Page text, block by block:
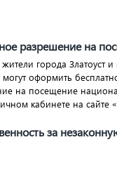
разрешение на
города Златоуст и
могут оформить
на посещение
кабинете на сайте
за